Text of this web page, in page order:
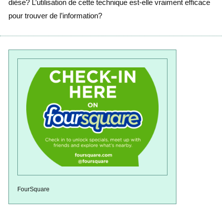
dièse? L’utilisation de cette technique est-elle vraiment efficace
pour trouver de l’information?
FourSquare